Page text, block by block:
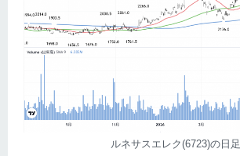
ルネサスエレク(6723)の日足